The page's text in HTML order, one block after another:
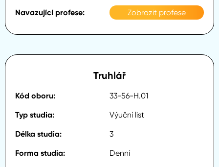
Zobrazit profese
Truhlář
33-56-H.01
Výuční list
3
Denní